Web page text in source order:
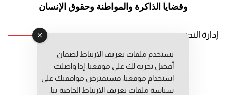
وقضايا الذاكرة والمواطنة وحقوق الإنسان
إدارة التحرير
رئيس التحرير: عبد الرحيم التوراني
رئيس التحرير المساعد: المعطي قبال
مديرة التحرير: فاطمة حوحو
نستخدم ملفات تعريف الارتباط لضمان
أفضل تجربة لك على موقعنا. إذا واصلت
استخدام موقعنا، فسنفترض موافقتك على
سياسة ملفات تعريف الارتباط الخاصة بنا.